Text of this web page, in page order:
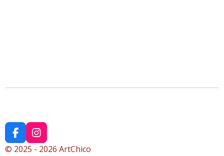
F
a
I
n
© 2025 - 2026 ArtChico